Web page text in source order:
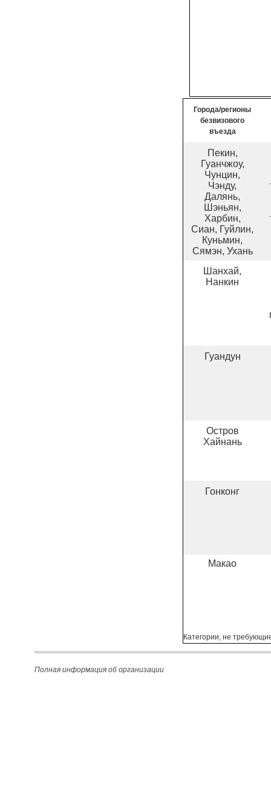
Города/регионы
безвизового
въезда
Пекин,
Гуанчжоу,
Чунцин,
Чэнду,
Далянь,
Шэньян,
Харбин,
Сиан, Гуйлин,
Куньмин,
Сямэн, Ухань
Шанхай,
Нанкин
Гуандун
Остров
Хайнань
Гонконг
Макао
Категории, не
Полная информация об организации